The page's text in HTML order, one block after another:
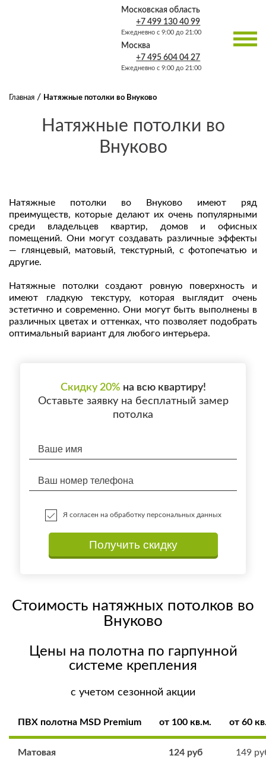
Московская область
+7 499 130 40 99
Ежедневно с 9:00 до 21:00
Москва
+7 495 604 04 27
Ежедневно с 9:00 до 21:00
Главная / Натяжные потолки во Внуково
Натяжные потолки во
Внуково
Натяжные потолки во Внуково имеют ряд
преимуществ, которые делают их очень популярными
среди владельцев квартир, домов и офисных
помещений. Они могут создавать различные эффекты
— глянцевый, матовый, текстурный, с фотопечатью и
другие.
Натяжные потолки создают ровную поверхность и
имеют гладкую текстуру, которая выглядит очень
эстетично и современно. Они могут быть выполнены в
различных цветах и оттенках, что позволяет подобрать
оптимальный вариант для любого интерьера.
Скидку 20% на всю квартиру!
Оставьте заявку на бесплатный замер
потолка
Я согласен на обработку персональных данных
Стоимость натяжных потолков во
Внуково
Цены на полотна по гарпунной
системе крепления
с учетом сезонной акции
ПВХ полотна MSD Premium от 100 кв.м. от 60
Матовая 124 руб 149
Купон на 5000 ₽ в
подарок!
×
Я согласен на обработку персональных